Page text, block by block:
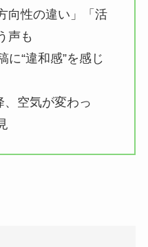
向性の違い」「活
声も
に“違和感”を感じ
、空気が変わっ